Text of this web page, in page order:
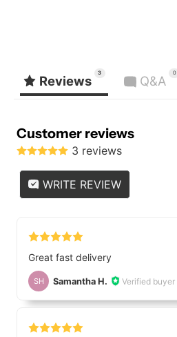
Reviews
3
Q&A
0
Customer reviews
3 reviews
WRITE REVIEW
Great fast delivery
SH Samantha H. Verified buyer